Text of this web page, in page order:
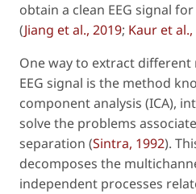
obtain a clean EEG signal
(Jiang et al., 2019; Kaur et al
One way to extract different
EEG signal is the method
component analysis (ICA),
solve the problems
separation (Sintra, 1992).
decomposes the
independent processes